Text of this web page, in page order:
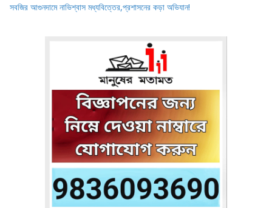
সবজির আগুনদামে নাভিশ্বাস মধ্যবিত্তের,প্রশাসনের কড়া অভিযান!